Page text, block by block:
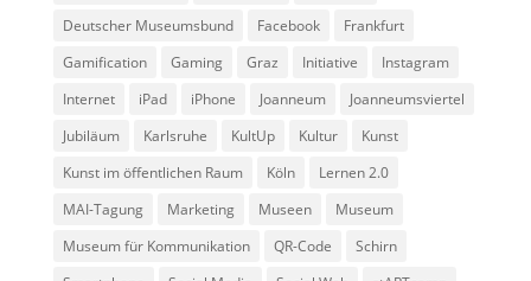
Deutscher Museumsbund
Facebook
Frankfurt
Gamification
Gaming Graz Initiative
Instagram
Internet
iPad iPhone Joanneum
Joanneumsviertel
Jubiläum
Karlsruhe KultUp Kultur
Kunst
Kunst im öffentlichen Raum
Köln
Lernen 2.0
MAI-Tagung
Marketing Museen
Museum
Museum für Kommunikation
QR-Code
Schirn